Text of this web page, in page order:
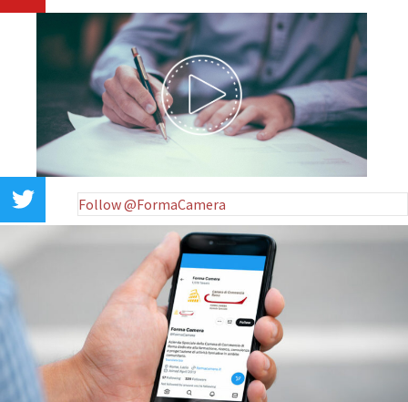
Follow @FormaCamera